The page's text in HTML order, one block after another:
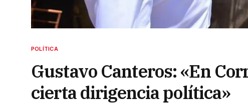
POLÍTICA
Gustavo Canteros: «En
cierta dirigencia política»